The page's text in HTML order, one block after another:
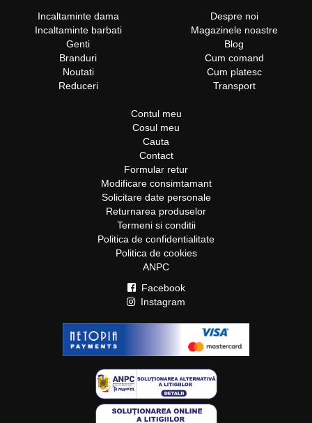
Incaltaminte dama
Incaltaminte barbati
Genti
Branduri
Noutati
Reduceri
Despre noi
Magazinele noastre
Blog
Cum comand
Cum platesc
Transport
Contul meu
Cosul meu
Cauta
Contact
Formular retur
Modificare consimtamant
Solicitare date personale
Returnarea produselor
Termeni si conditii
Politica de confidentialitate
Politica de cookies
ANPC
Facebook
Instagram